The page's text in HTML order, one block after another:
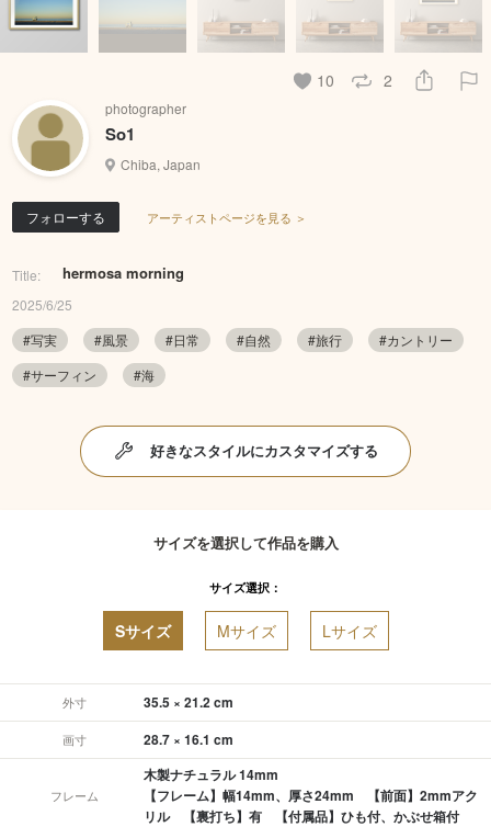
10 2
photographer
So1
Chiba, Japan
フォローする アーティストページを見る ＞
Title: hermosa morning
2025/6/25
#写実
#風景 #日常 #自然 #旅行
#カントリー
#サーフィン
#海
好きなスタイルにカスタマイズする
サイズを選択して作品を購入
サイズ選択：
Sサイズ Mサイズ Lサイズ
外寸 35.5 × 21.2 cm
画寸 28.7 × 16.1 cm
フレーム
木製ナチュラル 14mm
【フレーム】幅14mm、厚さ24mm 【前面】2mmアク
リル 【裏打ち】有 【付属品】ひも付、かぶせ箱付